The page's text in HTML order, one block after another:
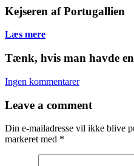
Kejseren af Portugallien
Læs mere
Tænk, hvis man havde
Ingen kommentarer
Leave a comment
Din e-mailadresse vil ikke blive
markeret med *